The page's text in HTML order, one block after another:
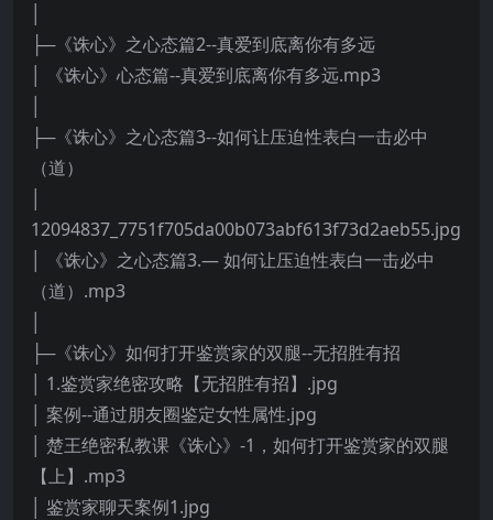
├─《诛心》之心态篇2--真爱到底离你有多远
│ 《诛心》心态篇--真爱到底离你有多远.mp3
├─《诛心》之心态篇3--如何让压迫性表白一击必中
（道）
12094837_7751f705da00b073abf613f73d2aeb55.jpg
│ 《诛心》之心态篇3.— 如何让压迫性表白一击必中
（道）.mp3
├─《诛心》如何打开鉴赏家的双腿--无招胜有招
│ 1.鉴赏家绝密攻略【无招胜有招】.jpg
│ 案例--通过朋友圈鉴定女性属性.jpg
│ 楚王绝密私教课《诛心》-1，如何打开鉴赏家的双腿
【上】.mp3
│ 鉴赏家聊天案例1.jpg